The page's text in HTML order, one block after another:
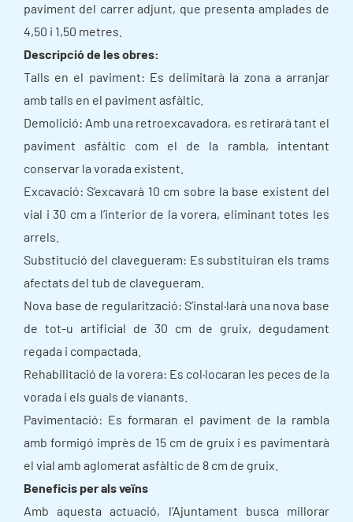
paviment del carrer adjunt, que presenta amplades de
4,50 i 1,50 metres.
Descripció de les obres:
Talls en el paviment: Es delimitarà la zona a arranjar
amb talls en el paviment asfàltic.
Demolició: Amb una retroexcavadora, es retirarà tant el
paviment asfàltic com el de la rambla, intentant
conservar la vorada existent.
Excavació: S’excavarà 10 cm sobre la base existent del
vial i 30 cm a l’interior de la vorera, eliminant totes les
arrels.
Substitució del clavegueram: Es substituiran els trams
afectats del tub de clavegueram.
Nova base de regularització: S’instal·larà una nova base
de tot-u artificial de 30 cm de gruix, degudament
regada i compactada.
Rehabilitació de la vorera: Es col·locaran les peces de la
vorada i els guals de vianants.
Pavimentació: Es formaran el paviment de la rambla
amb formigó imprès de 15 cm de gruix i es pavimentarà
el vial amb aglomerat asfàltic de 8 cm de gruix.
Beneficis per als veïns
Amb aquesta actuació, l’Ajuntament busca millorar